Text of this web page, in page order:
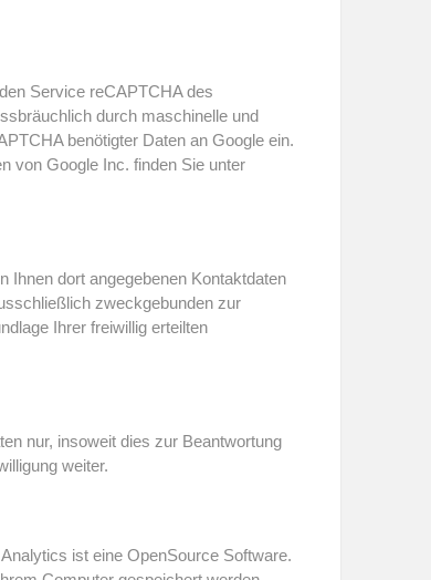
Service reCAPTCHA des
durch maschinelle und
benötigter Daten an Google ein.
von Google Inc. finden Sie unter
Ihnen dort angegebenen Kontaktdaten
zweckgebunden zur
Ihrer freiwillig erteilten
nur, insoweit dies zur Beantwortung
weiter.
ist eine OpenSource Software.